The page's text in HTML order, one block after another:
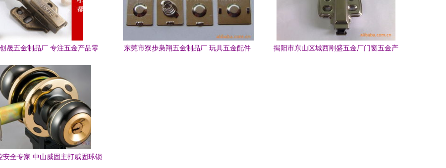
晟五金制品厂 专注五金产品零
东莞市寮步枭翔五金制品厂 玩具五金配件
揭阳市东山区城西刚盛五金厂门窗五金产
安全专家 中山威固主打威固球锁